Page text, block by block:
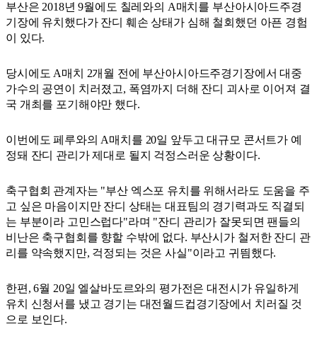
부산은 2018년 9월에도 칠레와의 A매치를 부산아시아드주경
기장에 유치했다가 잔디 훼손 상태가 심해 철회했던 아픈 경험
이 있다.
당시에도 A매치 2개월 전에 부산아시아드주경기장에서 대중
가수의 공연이 치러졌고, 폭염까지 더해 잔디 괴사로 이어져 결
국 개최를 포기해야만 했다.
이번에도 페루와의 A매치를 20일 앞두고 대규모 콘서트가 예
정돼 잔디 관리가 제대로 될지 걱정스러운 상황이다.
축구협회 관계자는 "부산 엑스포 유치를 위해서라도 도움을 주
고 싶은 마음이지만 잔디 상태는 대표팀의 경기력과도 직결되
는 부분이라 고민스럽다"라며 "잔디 관리가 잘못되면 팬들의
비난은 축구협회를 향할 수밖에 없다. 부산시가 철저한 잔디 관
리를 약속했지만, 걱정되는 것은 사실"이라고 귀띔했다.
한편, 6월 20일 엘살바도르와의 평가전은 대전시가 유일하게
유치 신청서를 냈고 경기는 대전월드컵경기장에서 치러질 것
으로 보인다.